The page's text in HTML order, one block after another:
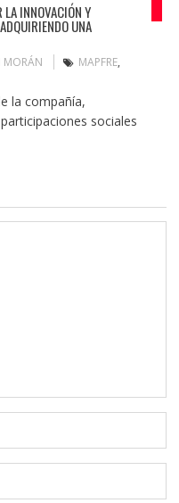
LA INNOVACIÓN Y
UNA
MORÁN MAPFRE,
la compañía,
sociales